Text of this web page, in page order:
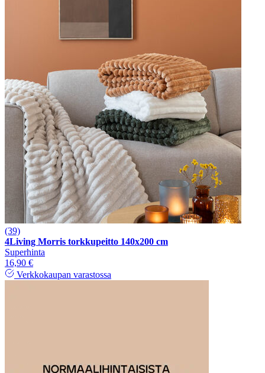
(39)
4Living Morris torkkupeitto 140x200 cm
Superhinta
16,90 €
Verkkokaupan varastossa